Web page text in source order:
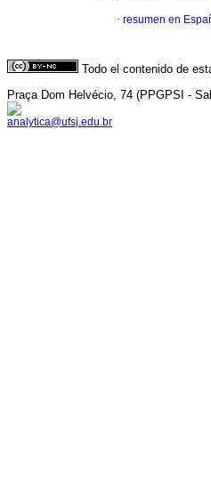
· resumen en
Todo el contenido de
Praça Dom Helvécio, 74 (PPGPSI -
analytica@ufsj.edu.br